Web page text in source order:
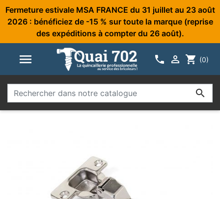
Fermeture estivale MSA FRANCE du 31 juillet au 23 août
2026 : bénéficiez de -15 % sur toute la marque (reprise
des expéditions à compter du 26 août).
   shopping_cart (0)
